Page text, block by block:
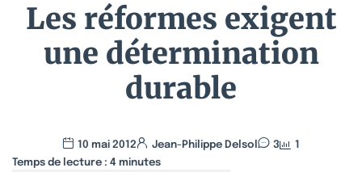
Les réformes exigent
une détermination
durable
10 mai 2012 Jean-Philippe Delsol 3
1
Temps de lecture : 4 minutes